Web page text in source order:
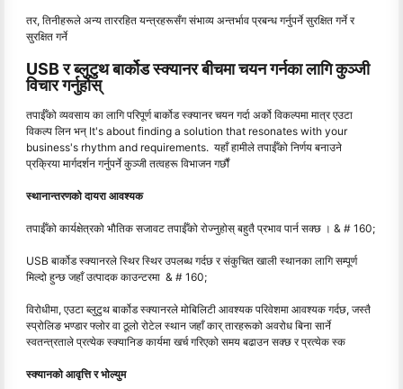
तर, तिनीहरूले अन्य ताररहित यन्त्रहरूसँग संभाव्य अन्तर्भाव प्रबन्ध गर्नुपर्ने सुरक्षित गर्ने र
सुरक्षित गर्ने
USB र ब्लुटुथ बार्कोड स्क्यानर बीचमा चयन गर्नका लागि कुञ्जी
विचार गर्नुहोस्
तपाईँको व्यवसाय का लागि परिपूर्ण बार्कोड स्क्यानर चयन गर्दा अर्को विकल्पमा मात्र एउटा
विकल्प लिन भन् It's about finding a solution that resonates with your
business's rhythm and requirements. यहाँ हामीले तपाईँको निर्णय बनाउने
प्रक्रिया मार्गदर्शन गर्नुपर्ने कुञ्जी तत्वहरू विभाजन गर्छौं
स्थानान्तरणको दायरा आवश्यक
तपाईँको कार्यक्षेत्रको भौतिक सजावट तपाईँको रोज्नुहोस् बहुतै प्रभाव पार्न सक्छ । & # 160;
USB बार्कोड स्क्यानरले स्थिर स्थिर उपलब्ध गर्दछ र संकुचित खाली स्थानका लागि सम्पूर्ण
मिल्दो हुन्छ जहाँ उत्पादक काउन्टरमा & # 160;
विरोधीमा, एउटा ब्लुटुथ बार्कोड स्क्यानरले मोबिलिटी आवश्यक परिवेशमा आवश्यक गर्दछ, जस्तै
स्प्रोलिङ भण्डार फ्लोर वा ठूलो रोटेल स्थान जहाँ कार् तारहरूको अवरोध बिना सार्ने
स्वतन्त्रताले प्रत्येक स्क्यानिङ कार्यमा खर्च गरिएको समय बढाउन सक्छ र प्रत्येक स्क
स्क्यानको आवृत्ति र भोल्युम